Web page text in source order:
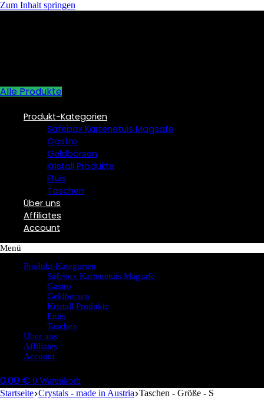
Zum Inhalt springen
Alle Produkte
Produkt-Kategorien
Safebox Kartenetuis Magsafe
Gastro
Geldbörsen
Kristall Produkte
Etuis
Taschen
Über uns
Affiliates
Account
Menü
Produkt-Kategorien
Safebox Kartenetuis Magsafe
Gastro
Geldbörsen
Kristall Produkte
Etuis
Taschen
Über uns
Affiliates
Account
0,00 € 0 Warenkorb
Startseite Crystals - made in Austria Taschen - Größe - S